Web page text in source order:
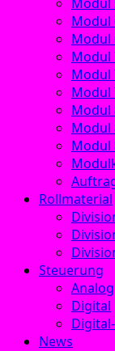
Modul
Modul
Modul
Modul
Modul
Modul
Modul
Modul
Rollmaterial
Steuerung
Analog
Digital
News